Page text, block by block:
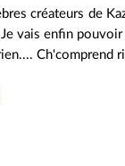
créateurs de
vais enfin
Ch'comprend